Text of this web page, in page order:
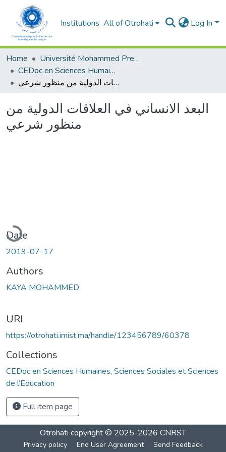
Institutions All of Otrohati Log In
Home
Université Mohammed Premier - Oujda
CEDoc en Sciences Humaines, Sciences Sociales et Sciences de l’Education
البعد الانساني في العلاقات الدولية من منظور شرعي
البعد الانساني في العلاقات الدولية من
منظور شرعي
Date
2019-07-17
Authors
KAYA MOHAMMED
URI
https://otrohati.imist.ma/handle/123456789/60378
Collections
CEDoc en Sciences Humaines, Sciences Sociales et Sciences
de l’Education
Full item page
Otrohati copyright © 2025-2026 CNRST
Privacy policy End User Agreement Send Feedback